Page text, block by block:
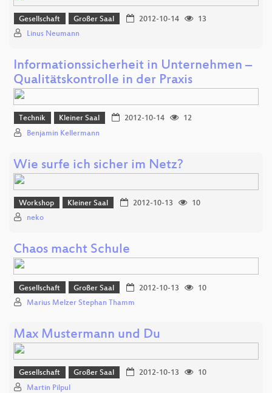
Gesellschaft Großer Saal 2012-10-14
13
Linus Neumann
Informationssicherheit in Unternehmen –
Qualitätskontrolle in der Praxis
Technik Kleiner Saal 2012-10-14
12
Benjamin Kellermann
Wie surfe ich sicher im Netz?
Workshop Kleiner Saal 2012-10-13
10
neko
Chaos macht Schule
Gesellschaft Großer Saal 2012-10-13
10
Marius Melzer Stephan Thamm
Max Mustermann und Du
Gesellschaft Großer Saal 2012-10-13
10
Martin Pilpul